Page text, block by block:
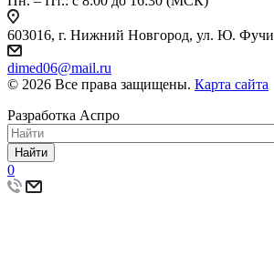
603016, г. Нижний Новгород, ул. Ю.
dimed06@mail.ru
© 2026 Все права защищены. Карта сайта
Разработка Аспро
Найти
0